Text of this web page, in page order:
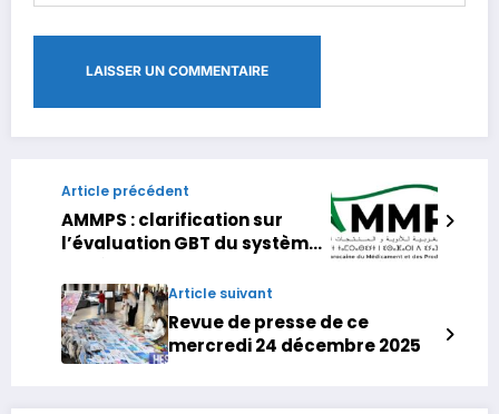
Article précédent
AMMPS : clarification sur
l’évaluation GBT du système
Article suivant
Revue de presse de ce
mercredi 24 décembre 2025